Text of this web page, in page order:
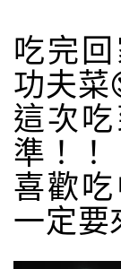
吃完
功夫菜
這次
準！！
喜歡
一定要